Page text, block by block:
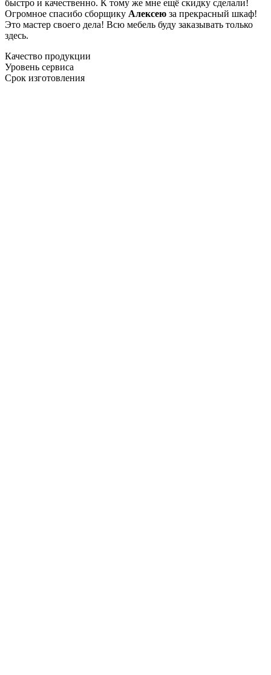
быстро и качественно. К тому же мне ещё скидку сделали!
Огромное спасибо сборщику Алексею за прекрасный шкаф!
Это мастер своего дела! Всю мебель буду заказывать только
здесь.
Качество продукции
Уровень сервиса
Срок изготовления